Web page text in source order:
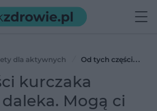
dla aktywnych
Od tych części
Mogą ci zaszkodzić
kurczaka
Mogą ci